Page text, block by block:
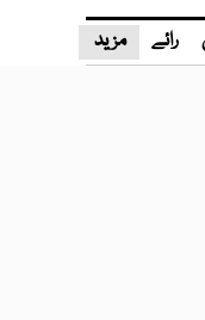
رائے مزید